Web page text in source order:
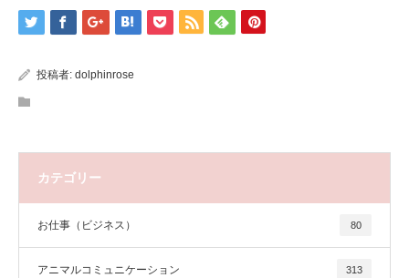
投稿者: dolphinrose
カテゴリー
お仕事（ビジネス） 80
アニマルコミュニケーション 313